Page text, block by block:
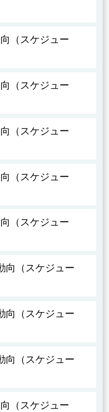
（スケジュー
（スケジュー
（スケジュー
（スケジュー
（スケジュー
向（スケジュー
向（スケジュー
向（スケジュー
（スケジュー